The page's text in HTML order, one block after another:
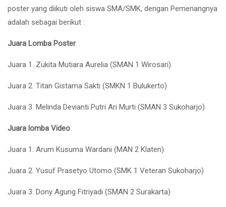
poster yang diikuti oleh siswa SMA/SMK, dengan Pemenangnya
adalah sebagai berikut :
Juara Lomba Poster
Juara 1. Zukita Mutiara Aurelia (SMAN 1 Wirosari)
Juara 2. Titan Gistama Sakti (SMKN 1 Bulukerto)
Juara 3. Melinda Devianti Putri Ari Murti (SMAN 3 Sukoharjo)
Juara lomba Video
Juara 1. Arum Kusuma Wardani (MAN 2 Klaten)
Juara 2. Yusuf Prasetyo Utomo (SMK 1 Veteran Sukoharjo)
Juara 3. Dony Agung Fitriyadi (SMAN 2 Surakarta)